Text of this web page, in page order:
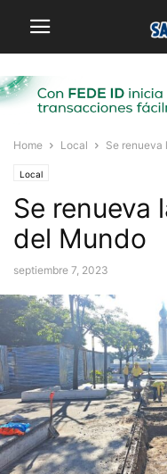
Home Local Se renueva
Local
Se renueva
del Mundo
septiembre 7, 2023